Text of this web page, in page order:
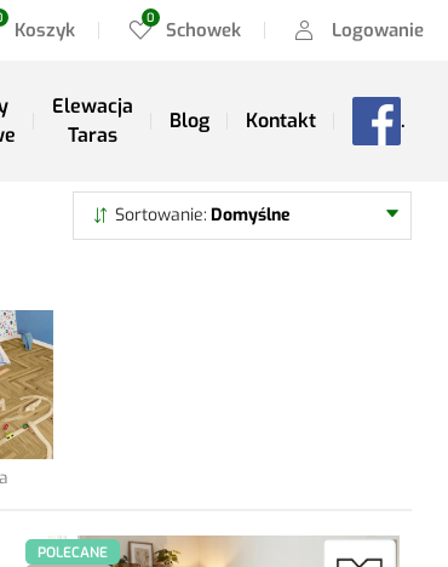
Koszyk Schowek Logowanie
Elewacja
Taras
Blog Kontakt .
Sortowanie Domyślne
POLECANE